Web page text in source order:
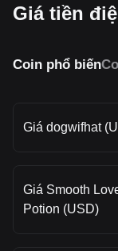
Giá tiền
Coin phổ biến
Giá dogwifhat
Giá Smooth
Potion (USD)